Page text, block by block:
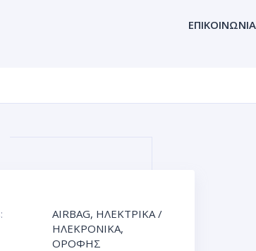
ΕΠΙΚΟΙΝΩΝΙΑ
AIRBAG, ΗΛΕΚΤΡΙΚΑ /
ΗΛΕΚΡΟΝΙΚΑ,
ΟΡΟΦΗΣ